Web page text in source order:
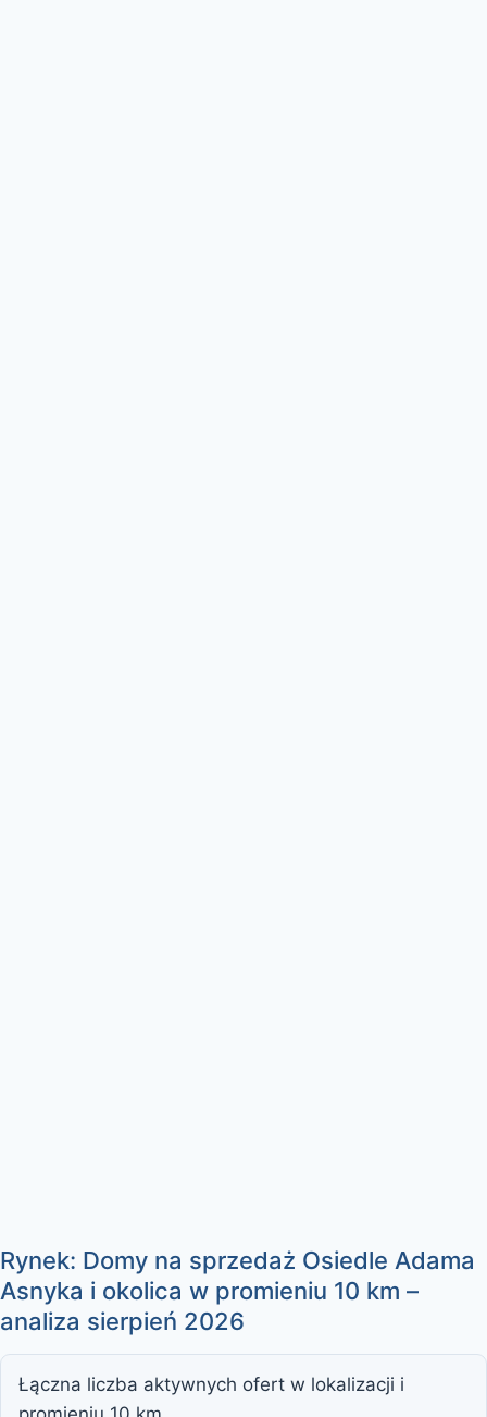
Rynek: Domy na sprzedaż Osiedle Adama
Asnyka i okolica w promieniu 10 km –
analiza sierpień 2026
Łączna liczba aktywnych ofert w lokalizacji i